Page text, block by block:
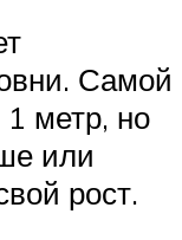
Самой
метр, но
или
рост.